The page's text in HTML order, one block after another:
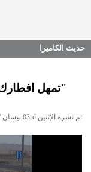
حديث الكاميرا
"تمهل افطارك
تم نشره الإثنين 03rd نيسان / أبريل 2023 10:38 مساءً